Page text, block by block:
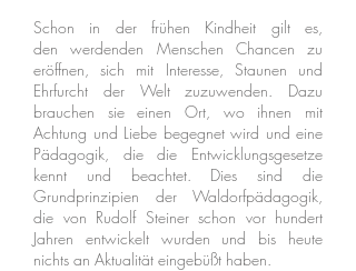
Schon in der frühen Kindheit gilt es,
den werdenden Menschen Chancen zu
eröffnen, sich mit Interesse, Staunen und
Ehrfurcht der Welt zuzuwenden. Dazu
brauchen sie einen Ort, wo ihnen mit
Achtung und Liebe begegnet wird und eine
Pädagogik, die die Entwicklungsgesetze
kennt und beachtet. Dies sind die
Grundprinzipien der Waldorfpädagogik,
die von Rudolf Steiner schon vor hundert
Jahren entwickelt wurden und bis heute
nichts an Aktualität eingebüßt haben.